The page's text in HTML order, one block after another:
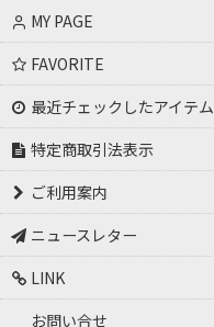
MY PAGE
FAVORITE
最近チェックしたアイテム
特定商取引法表示
ご利用案内
ニュースレター
LINK
お問い合せ